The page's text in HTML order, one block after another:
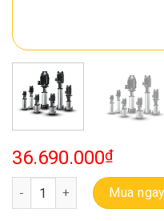
36.690.000₫
Bơm Đa Tầng Cánh Trục
Mua ngay